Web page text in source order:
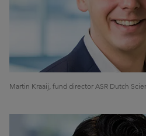
Martin Kraaij, fund director ASR Dutch